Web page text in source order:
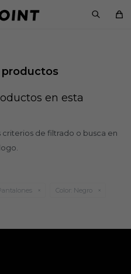
productos
en esta
de filtrado o busca en
Color: Negro